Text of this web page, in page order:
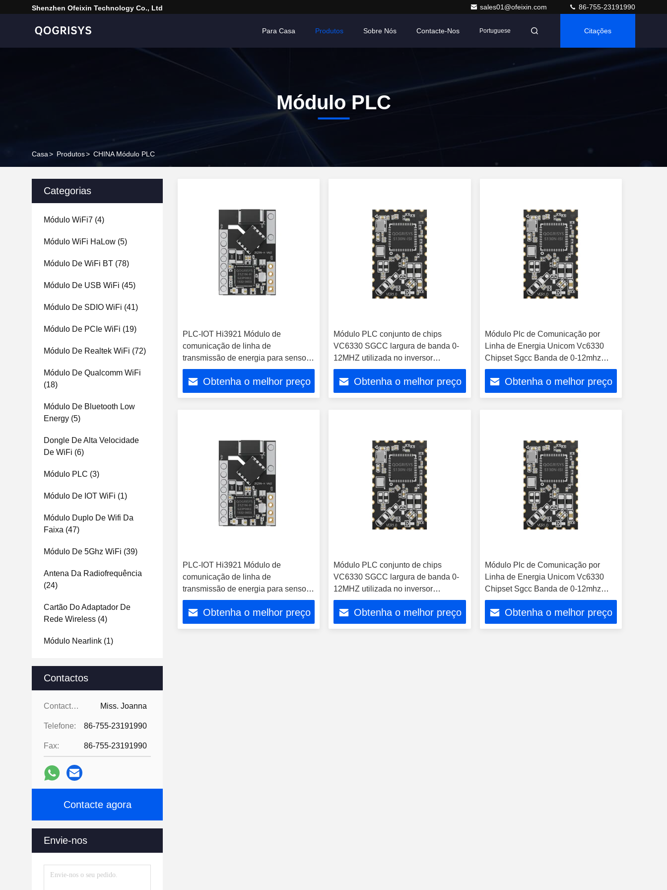
Shenzhen Ofeixin Technology Co., Ltd sales01@ofeixin.com 86-755-23191990
Para Casa Produtos Sobre Nós Contacte-Nos Portuguese Citações
Módulo PLC
Casa> Produtos> CHINA Módulo PLC
Categorias
Módulo WiFi7 (4)
Módulo WiFi HaLow (5)
Módulo De WiFi BT (78)
Módulo De USB WiFi (45)
Módulo De SDIO WiFi (41)
Módulo De PCIe WiFi (19)
Módulo De Realtek WiFi (72)
Módulo De Qualcomm WiFi
(18)
Módulo De Bluetooth Low
Energy (5)
Dongle De Alta Velocidade
De WiFi (6)
Módulo PLC (3)
Módulo De IOT WiFi (1)
Módulo Duplo De Wifi Da
Faixa (47)
Módulo De 5Ghz WiFi (39)
Antena Da Radiofrequência
(24)
Cartão Do Adaptador De
Rede Wireless (4)
Módulo Nearlink (1)
Contactos
Contactos: Miss. Joanna
Telefone: 86-755-23191990
Fax: 86-755-23191990
Contacte agora
Envie-nos
PLC-IOT Hi3921 Módulo de
comunicação de linha de
transmissão de energia para sensor
de estacionamento inteligente
Obtenha o melhor preço
Módulo PLC conjunto de chips
VC6330 SGCC largura de banda 0-
12MHZ utilizada no inversor
fotovoltaico
Obtenha o melhor preço
Módulo Plc de Comunicação por
Linha de Energia Unicom Vc6330
Chipset Sgcc Banda de 0-12mhz
Usado em Inversor Fotovoltaico
Obtenha o melhor preço
PLC-IOT Hi3921 Módulo de
comunicação de linha de
transmissão de energia para sensor
de estacionamento inteligente
Obtenha o melhor preço
Módulo PLC conjunto de chips
VC6330 SGCC largura de banda 0-
12MHZ utilizada no inversor
fotovoltaico
Obtenha o melhor preço
Módulo Plc de Comunicação por
Linha de Energia Unicom Vc6330
Chipset Sgcc Banda de 0-12mhz
Usado em Inversor Fotovoltaico
Obtenha o melhor preço